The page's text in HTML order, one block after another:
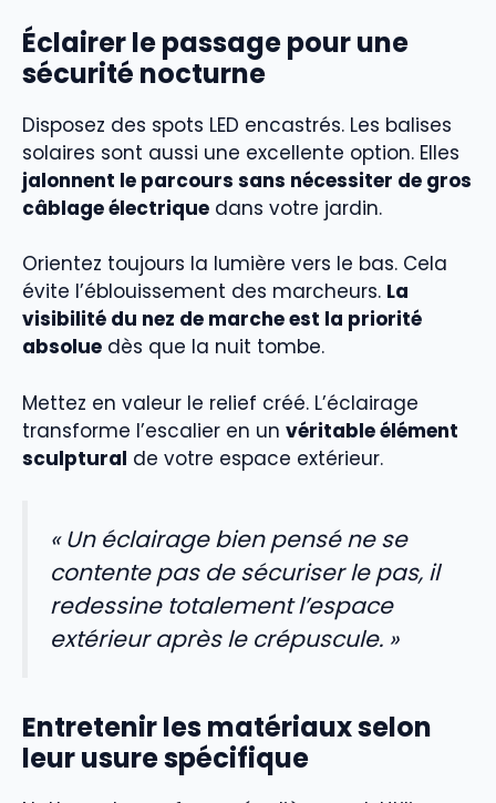
Éclairer le passage pour une
sécurité nocturne
Disposez des spots LED encastrés. Les balises
solaires sont aussi une excellente option. Elles
jalonnent le parcours sans nécessiter de gros
câblage électrique dans votre jardin.
Orientez toujours la lumière vers le bas. Cela
évite l’éblouissement des marcheurs. La
visibilité du nez de marche est la priorité
absolue dès que la nuit tombe.
Mettez en valeur le relief créé. L’éclairage
transforme l’escalier en un véritable élément
sculptural de votre espace extérieur.
« Un éclairage bien pensé ne se
contente pas de sécuriser le pas, il
redessine totalement l’espace
extérieur après le crépuscule. »
Entretenir les matériaux selon
leur usure spécifique